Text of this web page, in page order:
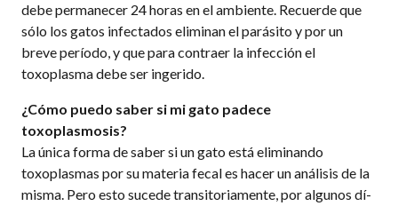
debe permanecer 24 horas en el ambiente. Recuerde que
sólo los gatos infectados eliminan el parásito y por un
breve perí­odo, y que para contraer la infección el
toxoplasma debe ser ingerido.
¿Cómo puedo saber si mi gato padece
toxoplasmosis?
La única forma de saber si un gato está eliminando
toxoplasmas por su materia fecal es hacer un análisis de la
misma. Pero esto sucede transitoriamente, por algunos dí­